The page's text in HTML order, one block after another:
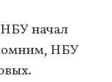
НБУ начал
НБУ